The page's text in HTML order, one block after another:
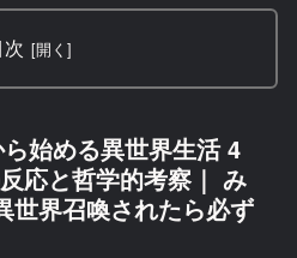
次
始める異世界生活 4
応と哲学的考察｜ み
世界召喚されたら必ず